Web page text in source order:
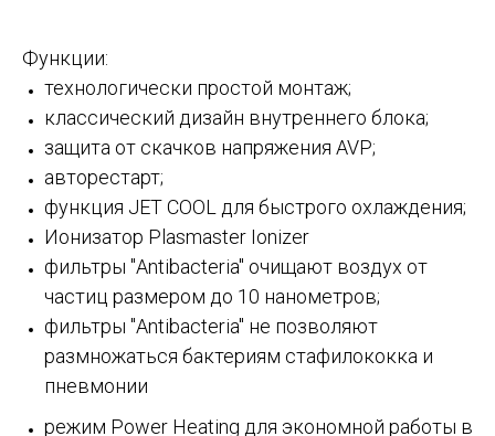
Функции:
технологически простой монтаж;
классический дизайн внутреннего блока;
защита от скачков напряжения AVP;
авторестарт;
функция JET COOL для быстрого охлаждения;
Ионизатор Plasmaster Ionizer
фильтры "Antibacteria" очищают воздух от
частиц размером до 10 нанометров;
фильтры "Antibacteria" не позволяют
размножаться бактериям стафилококка и
пневмонии
режим Power Heating для экономной работы в